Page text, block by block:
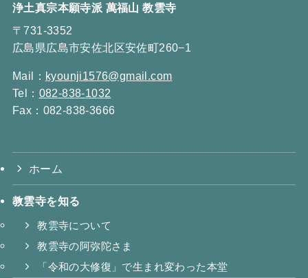
浄土真宗本願寺派 萬福山 教雲寺
〒731-3352
広島県広島市安佐北区安佐町260−1
Mail： kyounji1576@gmail.com
Tel： 082-838-1032
Fax：082-838-3666
ホーム
教雲寺を知る
教雲寺について
教雲寺の阿弥陀さま
「令和の大修復」で生まれ変わった本堂